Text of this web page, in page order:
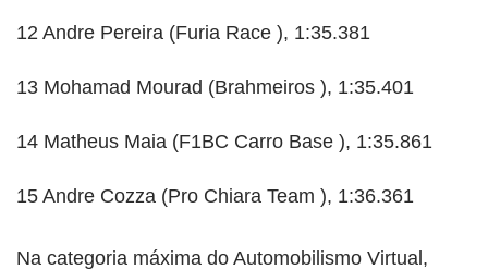
12 Andre Pereira (Furia Race ), 1:35.381
13 Mohamad Mourad (Brahmeiros ), 1:35.401
14 Matheus Maia (F1BC Carro Base ), 1:35.861
15 Andre Cozza (Pro Chiara Team ), 1:36.361
Na categoria máxima do Automobilismo Virtual,